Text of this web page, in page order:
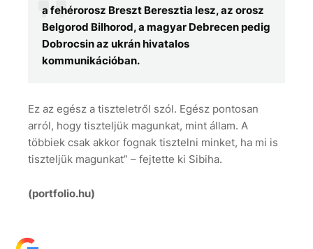
a fehérorosz Breszt Beresztia lesz, az orosz
Belgorod Bilhorod, a magyar Debrecen pedig
Dobrocsin az ukrán hivatalos
kommunikációban.
Ez az egész a tiszteletről szól. Egész pontosan
arról, hogy tiszteljük magunkat, mint állam. A
többiek csak akkor fognak tisztelni minket, ha mi is
tiszteljük magunkat” – fejtette ki Sibiha.
(portfolio.hu)